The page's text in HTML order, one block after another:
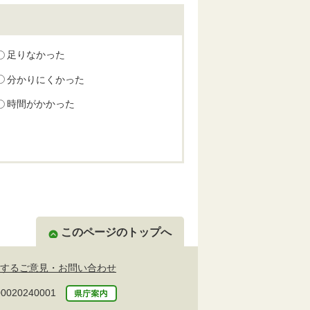
足りなかった
分かりにくかった
時間がかかった
このページのトップへ
るご意見・お問い合わせ